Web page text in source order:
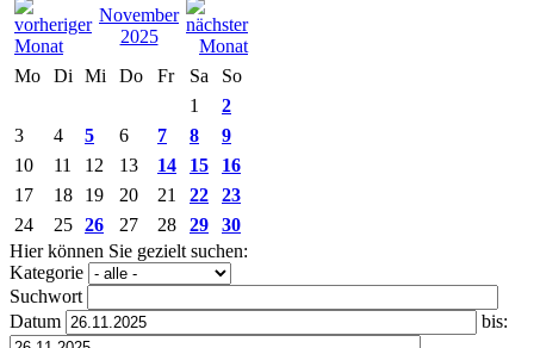
November
2025
Mo
Di Mi Do Fr Sa
So
1
2
3
4 5 6 7 8
9
10
11 12 13 14 15
16
17
18 19 20 21 22
23
24
25 26 27 28 29
30
Hier können Sie gezielt suchen:
Kategorie
Suchwort
Datum
bis: